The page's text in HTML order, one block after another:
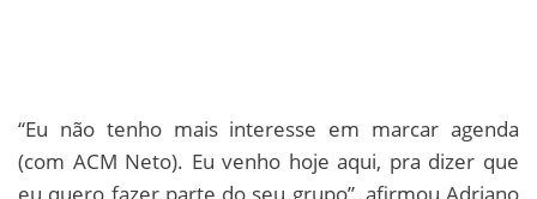
“Eu não tenho mais interesse em marcar agenda
(com ACM Neto). Eu venho hoje aqui, pra dizer que
eu quero fazer parte do seu grupo”, afirmou Adriano